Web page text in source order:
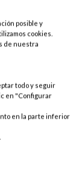
está dividida en 28
De lado como de
desplazamientos
posible y
cookies.
de nuestra
todo y seguir
en "Configurar
en la parte inferior